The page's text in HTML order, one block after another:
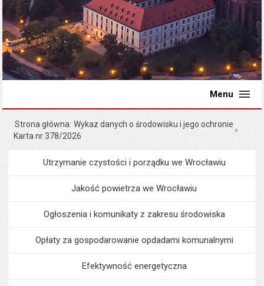
Menu
Strona główna Wykaz danych o środowisku i jego ochronie
Karta nr 378/2026
MenuŚrodowisko i ekologia
Utrzymanie czystości i porządku we Wrocławiu
Jakość powietrza we Wrocławiu
Ogłoszenia i komunikaty z zakresu środowiska
Opłaty za gospodarowanie opdadami komunalnymi
Efektywność energetyczna